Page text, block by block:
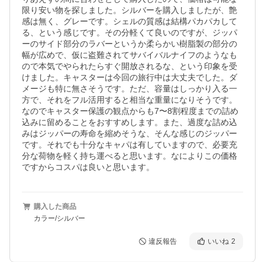
限り安い物を探しました。シルバーを購入しましたが、艶
感は無く、グレーです。シェルの質感は結構パカパカして
る、という感じです。その分軽くて良いのですが、ジッパ
ーのサイド部分のラバーというか柔らかい樹脂製の部分の
幅が広めで、仮に盗難されてサバイバルナイフのようなも
ので本気でやられたらすぐ開放されるな、という印象を受
けました。キャスターは今回の旅行中は大丈夫でした。ダ
メージも特に無さそうです。ただ、容量はしっかり入る一
方で、それをフル活用すると相当な重量になりそうです。
なのでキャスター保護の観点からも7〜8割程度までの詰め
込みに留めることをおすすめします。また、過度な詰め込
みはジッパーの寿命を縮めそうな、そんな感じのジッパー
です。それでも十分なキャパは有していますので、必要充
分な荷物を軽く持ち運べると思います。なによりこの価格
ですからコスパは良いと思います。
購入した商品
カラー/シルバー
違反報告 いいね 2